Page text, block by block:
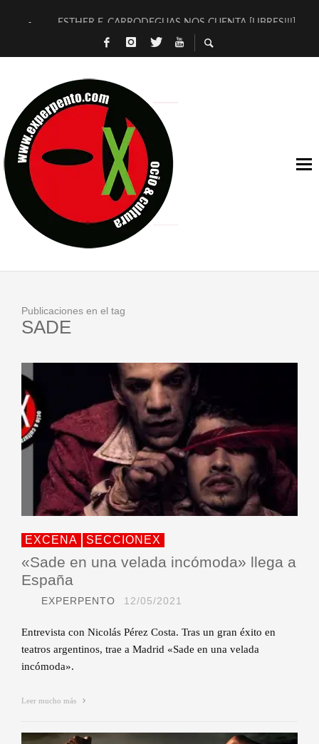
ESTHER F. CARRODEGUAS NOS CUENTA [LIBRES!!!]
[TERRA DE GUAPES] DE SANDRA MONFORT
TIMBRE 4, LA ESCUELA DEL DIRECTOR TEATRAL CLAUDIO
30 AÑOS (NO ES NADA) DE LA KATARSIS DEL TOMATAZO
MILITARES JUDÍAS EN #EXVITA
D’BALDOMEROS REINVENTAN [BITÁCORA 3.0] EN EXVITA
MARSHALL FLASH PRESENTA EN EXVITA [RELATIVA
JOFRE BARDAGÍ EN EXVITA INTERPRETANDO A SERRAT
Publicaciones en el tag
SADE
EXCENA SECCIONEX
«Sade en una velada incómoda» llega a
España
EXPERPENTO 12/05/2021
Entrevista con Nicolás Pérez Costa. Tras un gran éxito en
teatros argentinos, trae a Madrid «Sade en una velada
incómoda».
Leer mucho más